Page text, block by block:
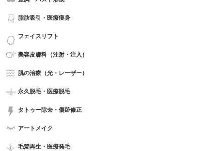
脂肪吸引・医療痩身
フェイスリフト
美容皮膚科（注射・注入）
肌の治療（光・レーザー）
永久脱毛・医療脱毛
タトゥー除去・傷跡修正
アートメイク
毛髪再生・医療発毛